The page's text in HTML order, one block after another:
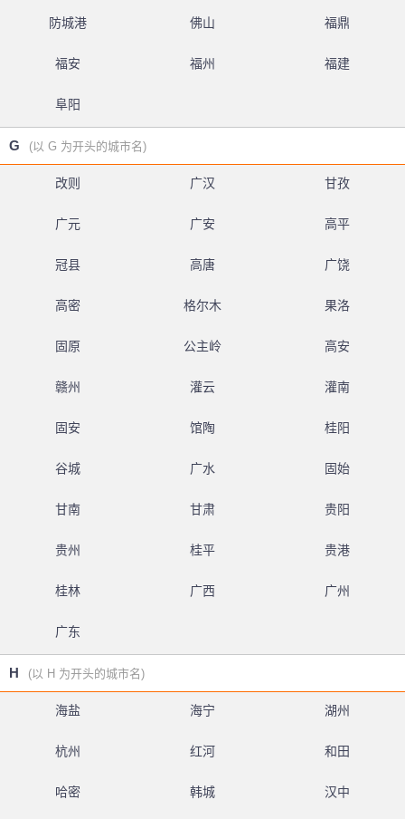
防城港 佛山 福鼎
福安 福州 福建
阜阳
G (以 G 为开头的城市名)
改则 广汉 甘孜
广元 广安 高平
冠县 高唐 广饶
高密 格尔木 果洛
固原 公主岭 高安
赣州 灌云 灌南
固安 馆陶 桂阳
谷城 广水 固始
甘南 甘肃 贵阳
贵州 桂平 贵港
桂林 广西 广州
广东
H (以 H 为开头的城市名)
海盐 海宁 湖州
杭州 红河 和田
哈密 韩城 汉中